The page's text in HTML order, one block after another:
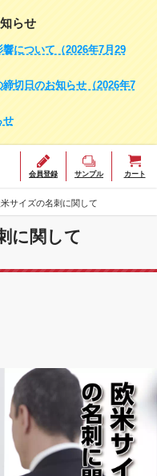
らせ
について（2026年7月29
切日のお知らせ（2026年7
せ
会員登録 サンプル カート
サイズの名刺に関して
に関して